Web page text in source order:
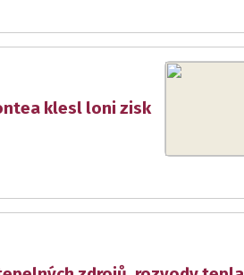
klesl loni zisk